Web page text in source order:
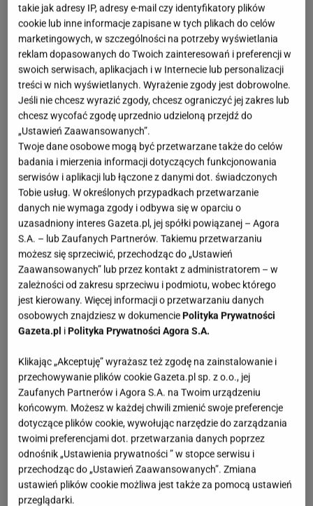
działanie wyprzedzające, które zatrzymuje owady
zanim dotrą do najdelikatniejszych części roślin.
Coraz więcej osób zwraca uwagę na metody, które
nie zakłócają równowagi w ogrodzie. Zamiast
oprysków pojawiają się rozwiązania oparte na
prostych barierach. Jedna z nich działa zaskakująco
skutecznie i nie wymaga skomplikowanych
przygotowań.
Mszyce nie pojawiają się losowo. Ich droga zaczyna
się znacznie wcześniej
Wbrew pozorom mszyce rzadko „spadają z nieba"
prosto na liście.W wielu przypadkach
przemieszczają się po roślinie od podstawy,
wykorzystując pień jako naturalną drogę dostępu
To właśnie tam zaczyna się cały problem, choć
często pozostaje niezauważony. W momencie gdy
owady dotrą do młodych pędów, zaczynają
intensywnie żerować i rozmnażać się w szybkim
tempie. Dlatego odcięcie tej trasy może znacząco
ograniczyć skalę problemu, zanimroślinazacznie
wykazywać pierwsze objawy osłabienia.
takie jak adresy IP, adresy e-mail czy identyfikatory plików
cookie lub inne informacje zapisane w tych plikach do celów
marketingowych, w szczególności na potrzeby wyświetlania
reklam dopasowanych do Twoich zainteresowań i preferencji w
swoich serwisach, aplikacjach i w Internecie lub personalizacji
treści w nich wyświetlanych. Wyrażenie zgody jest dobrowolne.
Jeśli nie chcesz wyrazić zgody, chcesz ograniczyć jej zakres lub
chcesz wycofać zgodę uprzednio udzieloną przejdź do
„Ustawień Zaawansowanych”.
Twoje dane osobowe mogą być przetwarzane także do celów
badania i mierzenia informacji dotyczących funkcjonowania
serwisów i aplikacji lub łączone z danymi dot. świadczonych
Tobie usług. W określonych przypadkach przetwarzanie
danych nie wymaga zgody i odbywa się w oparciu o
uzasadniony interes Gazeta.pl, jej spółki powiązanej – Agora
S.A. – lub Zaufanych Partnerów. Takiemu przetwarzaniu
możesz się sprzeciwić, przechodząc do „Ustawień
Zaawansowanych” lub przez kontakt z administratorem – w
zależności od zakresu sprzeciwu i podmiotu, wobec którego
jest kierowany. Więcej informacji o przetwarzaniu danych
osobowych znajdziesz w dokumenciePolityka Prywatności
Gazeta.pl iPolityka Prywatności Agora S.A.
Klikając „Akceptuję” wyrażasz też zgodę na zainstalowanie i
przechowywanie plików cookie Gazeta.pl sp. z o.o., jej
Zaufanych Partnerów i Agora S.A. na Twoim urządzeniu
końcowym. Możesz w każdej chwili zmienić swoje preferencje
dotyczące plików cookie, wywołując narzędzie do zarządzania
twoimi preferencjami dot. przetwarzania danych poprzez
odnośnik „Ustawienia prywatności ” w stopce serwisu i
przechodząc do „Ustawień Zaawansowanych”. Zmiana
ustawień plików cookie możliwa jest także za pomocą ustawień
przeglądarki.